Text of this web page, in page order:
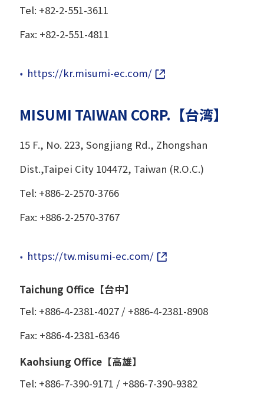
Tel: +82-2-551-3611
Fax: +82-2-551-4811
https://kr.misumi-ec.com/
MISUMI TAIWAN CORP.【台湾】
15 F., No. 223, Songjiang Rd., Zhongshan
Dist.,Taipei City 104472, Taiwan (R.O.C.)
Tel: +886-2-2570-3766
Fax: +886-2-2570-3767
https://tw.misumi-ec.com/
Taichung Office【台中】
Tel: +886-4-2381-4027 / +886-4-2381-8908
Fax: +886-4-2381-6346
Kaohsiung Office【高雄】
Tel: +886-7-390-9171 / +886-7-390-9382